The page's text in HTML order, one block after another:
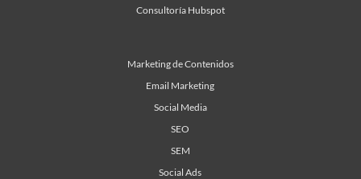
Consultoría Hubspot
Marketing de Contenidos
Email Marketing
Social Media
SEO
SEM
Social Ads